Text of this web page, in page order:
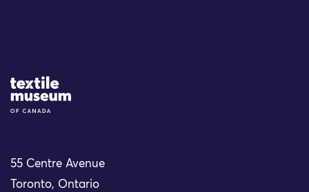
Site Logo
55 Centre Avenue
Toronto, Ontario